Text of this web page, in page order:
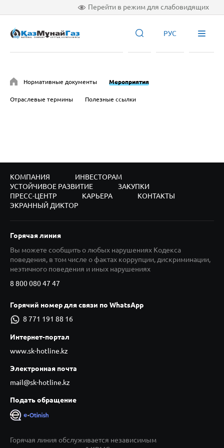
Перейти в режим для слабовидящих
РУС
Нормативные документы Мероприятия
Отраслевые термины Полезные ссылки
КОМПАНИЯ
ИНВЕСТОРАМ
УСТОЙЧИВОЕ РАЗВИТИЕ
ЗАКУПКИ
ПРЕСС-ЦЕНТР
КАРЬЕРА
КОНТАКТЫ
ЭКРАННЫЙ ДИКТОР
Горячая линия
Вы можете сообщить о любых нарушениях Кодекса
поведения, в том числе о фактах коррупции, дискриминации,
неэтичного поведения и иных нарушениях
8 800 080 47 47
Горячий номер для связи по WhatsApp
8 771 191 88 16
Интернет-портал
www.sk-hotline.kz
Электронная почта
mail@sk-hotline.kz
Подать обращение
Горячая линия обслуживается независимым